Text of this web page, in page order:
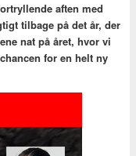
aften med
tilbage på det år, der
nat på året, hvor vi
for en helt ny